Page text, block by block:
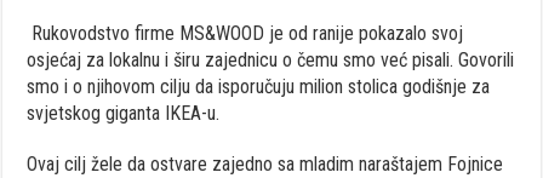
Rukovodstvo firme MS&WOOD je od ranije pokazalo svoj
osjećaj za lokalnu i širu zajednicu o čemu smo već pisali. Govorili
smo i o njihovom cilju da isporučuju milion stolica godišnje za
svjetskog giganta IKEA-u.
Ovaj cilj žele da ostvare zajedno sa mladim naraštajem Fojnice